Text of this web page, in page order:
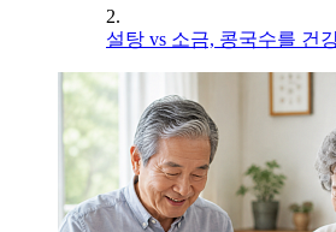
2.
설탕 vs 소금, 콩국수를 건